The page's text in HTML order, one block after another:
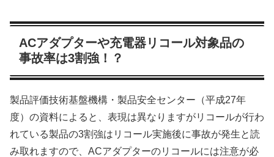
ACアダプターや充電器リコール対象品の
事故率は3割強！？
製品評価技術基盤機構・製品安全センター（平成27年
度）の資料によると、表現は異なりますがリコールが行わ
れている製品の3割強はリコール実施後に事故が発生と読
み取れますので、ACアダプターのリコールには注意が必